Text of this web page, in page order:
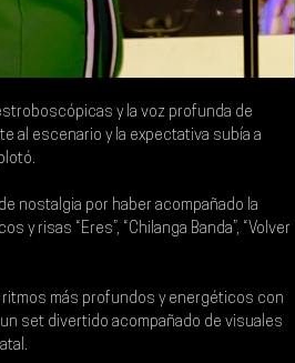
y la voz profunda de
al escenario y la expectativa subía a
nostalgia por haber acompañado la
risas “Eres”, “Chilanga Banda”, “Volver
ritmos más profundos y energéticos con
set divertido acompañado de visuales